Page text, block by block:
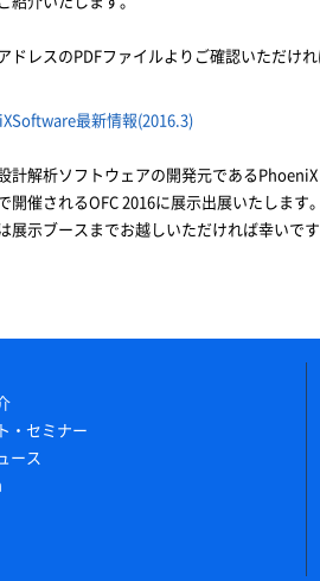
ドレスのPDFファイルよりご確認いただけ
最新情報(2016.3)
計解析ソフトウェアの開発元である
開催されるOFC 2016に展示出展いたします
展示ブースまでお越しいただければ幸いで
・セミナー
ース